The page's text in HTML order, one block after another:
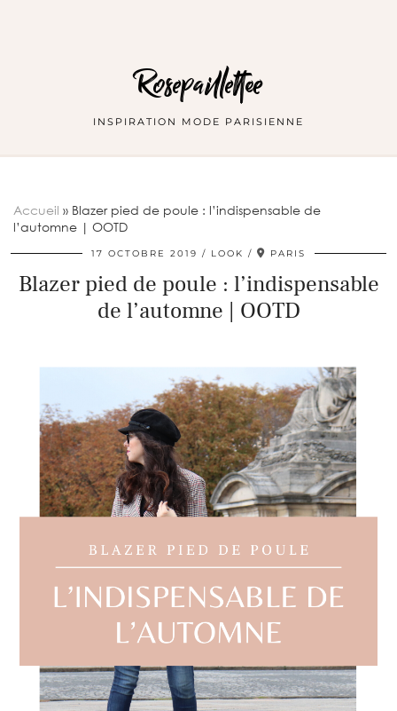
Rosepaillettee
INSPIRATION MODE PARISIENNE
Accueil » Blazer pied de poule : l’indispensable de
l’automne | OOTD
17 OCTOBRE 2019 LOOK PARIS
Blazer pied de poule : l’indispensable
de l’automne | OOTD